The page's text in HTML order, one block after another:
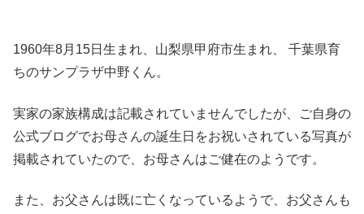
1960年8月15日生まれ、山梨県甲府市生まれ、 千葉県育
ちのサンプラザ中野くん。
実家の家族構成は記載されていませんでしたが、ご自身の
公式ブログでお母さんの誕生日をお祝いされている写真が
掲載されていたので、お母さんはご健在のようです。
また、お父さんは既に亡くなっているようで、お父さんも